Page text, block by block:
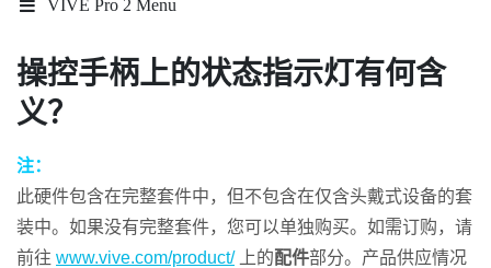
VIVE Pro 2 Menu
操控手柄上的状态指示灯有何含
义？
注：
此硬件包含在完整套件中，但不包含在仅含头戴式设备的套
装中。如果没有完整套件，您可以单独购买。如需订购，请
前往 www.vive.com/product/上的配件部分。产品供应情况